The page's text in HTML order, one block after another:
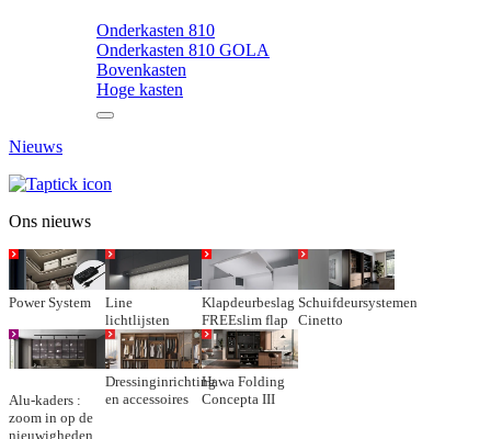
Onderkasten 810
Onderkasten 810 GOLA
Bovenkasten
Hoge kasten
Nieuws
Ons nieuws
Power System
Line
lichtlijsten
Klapdeurbeslag
FREEslim flap
Schuifdeursystemen
Cinetto
Alu-kaders :
zoom in op de
nieuwigheden
Dressinginrichting
en accessoires
Hawa Folding
Concepta III